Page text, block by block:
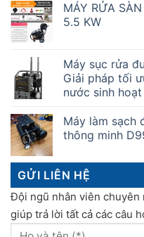
MÁY RỬA
5.5 KW
Máy sục rửa
Giải pháp tối
nước sinh hoạt
Máy làm sạch
thông minh
GỬI LIÊN HỆ
Đội ngũ nhân viên
giúp trả lời tất cả các câu